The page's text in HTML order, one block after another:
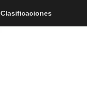
Clasificaciones